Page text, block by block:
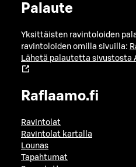
Palaute
Yksittäisten ravintoloiden
ravintoloiden omilla sivuilla:
Lähetä palautetta sivustosta
Raflaamo.fi
Ravintolat
Ravintolat kartalla
Lounas
Tapahtumat